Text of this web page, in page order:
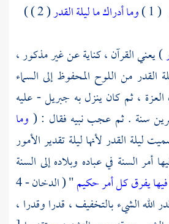
( 1 ) وما أدراك ما ليلة القدر( 2 ) )
) يعني القرآن ، كناية عن غير مذكور ،
القدر من اللوح المحفوظ إلى السماء
، ثم كان ينزل به جبريل- عليه
سنة . ثم عجب نبيه فقال : ( وما
ليلة القدر لأنها ليلة تقدير الأمور
أمر السنة في عباده وبلاده إلى السنة
فيها يفرق كل أمر حكيم
" ( الدخان - 4
الشيء بالتخفيف ، قدرا وقدرا ،